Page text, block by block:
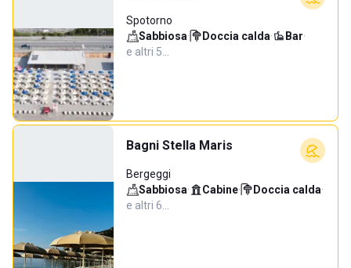
Spotorno
Sabbiosa· Doccia calda· Bar·
e altri 5…
Bagni Stella Maris
Bergeggi
Sabbiosa· Cabine· Doccia calda·
e altri 6…